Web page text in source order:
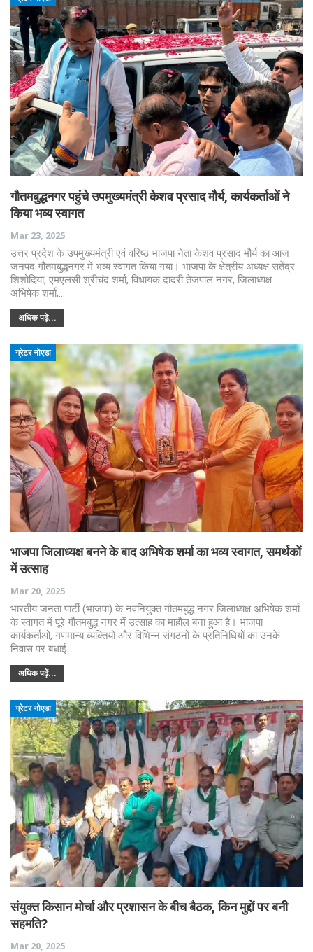
गौतमबुद्धनगर पहुंचे उपमुख्यमंत्री केशव प्रसाद मौर्य, कार्यकर्ताओं ने
किया भव्य स्वागत
Mar 23, 2025
उत्तर प्रदेश के उपमुख्यमंत्री एवं वरिष्ठ भाजपा नेता केशव प्रसाद मौर्य का आज
जनपद गौतमबुद्धनगर में भव्य स्वागत किया गया। भाजपा के क्षेत्रीय अध्यक्ष सतेंद्र
शिशोदिया, एमएलसी श्रीचंद शर्मा, विधायक दादरी तेजपाल नगर, जिलाध्यक्ष
अभिषेक शर्मा,…
अधिक पढ़ें...
ग्रेटर नोएडा
भाजपा जिलाध्यक्ष बनने के बाद अभिषेक शर्मा का भव्य स्वागत, समर्थकों
में उत्साह
Mar 20, 2025
भारतीय जनता पार्टी (भाजपा) के नवनियुक्त गौतमबुद्ध नगर जिलाध्यक्ष अभिषेक शर्मा
के स्वागत में पूरे गौतमबुद्ध नगर में उत्साह का माहौल बना हुआ है। भाजपा
कार्यकर्ताओं, गणमान्य व्यक्तियों और विभिन्न संगठनों के प्रतिनिधियों का उनके
निवास पर बधाई…
अधिक पढ़ें...
ग्रेटर नोएडा
संयुक्त किसान मोर्चा और प्रशासन के बीच बैठक, किन मुद्दों पर बनी
सहमति?
Mar 20, 2025